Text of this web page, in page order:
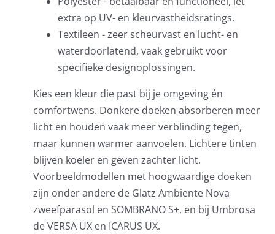
extra op UV- en kleurvastheidsratings.
Textileen - zeer scheurvast en lucht- en
waterdoorlatend, vaak gebruikt voor
specifieke designoplossingen.
Kies een kleur die past bij je omgeving én
comfortwens. Donkere doeken absorberen meer
licht en houden vaak meer verblinding tegen,
maar kunnen warmer aanvoelen. Lichtere tinten
blijven koeler en geven zachter licht.
Voorbeeldmodellen met hoogwaardige doeken
zijn onder andere de Glatz Ambiente Nova
zweefparasol en SOMBRANO S+, en bij Umbrosa
de VERSA UX en ICARUS UX.